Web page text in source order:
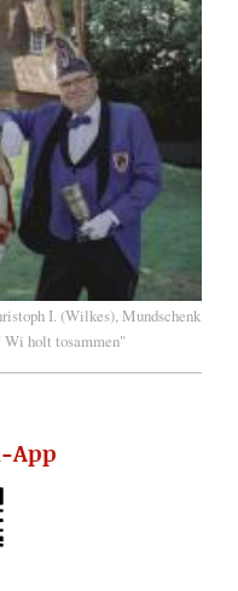
I. (Wilkes), Mundschenk
Wi holt tosammen"
App